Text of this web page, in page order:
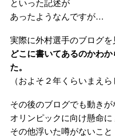
といった記述が
あったようなんですが…
実際に外村選手のブログ
どこに書いてあるのかわ
た。
（およそ２年くらいまえら
その後のブログでも動きが
オリンピックに向け懸命に
その他浮いた噂がないこと